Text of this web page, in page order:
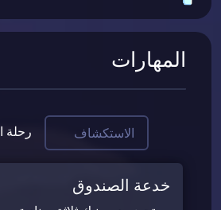
المهارات
الاستكشاف رحلة
خدعة الصندوق